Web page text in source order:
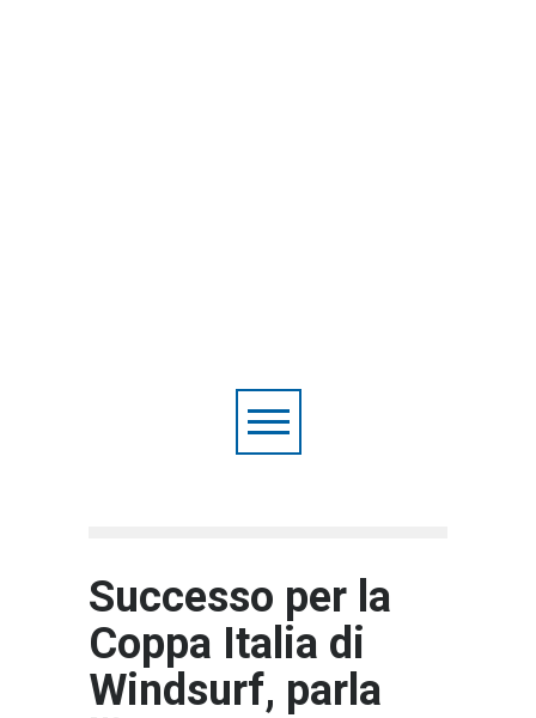
Successo per la
Coppa Italia di
Windsurf, parla